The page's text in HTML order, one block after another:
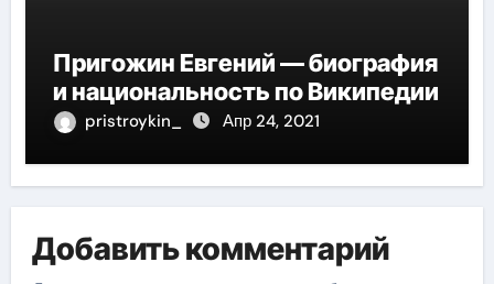
Пригожин Евгений — биография
и национальность по Википедии
pristroykin_ Апр 24, 2021
Добавить комментарий